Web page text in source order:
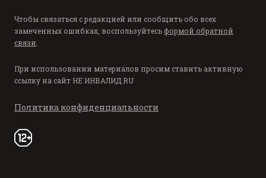
Чтобы связаться с редакцией или сообщить обо всех
замеченных ошибках, воспользуйтесь формой обратной
связи.
При использовании материалов просим ставить активную
ссылку на сайт НЕ ИНВАЛИД.RU
Политика конфиденциальности